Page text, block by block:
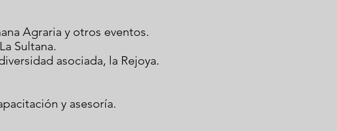
Agraria y otros eventos.
Sultana.
asociada, la Rejoya.
y asesoría.